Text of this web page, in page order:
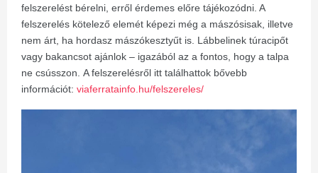
felszerelést bérelni, erről érdemes előre tájékozódni. A
felszerelés kötelező elemét képezi még a mászósisak, illetve
nem árt, ha hordasz mászókesztyűt is. Lábbelinek túracipőt
vagy bakancsot ajánlok – igazából az a fontos, hogy a talpa
ne csússzon. A felszerelésről itt találhattok bővebb
információt: viaferratainfo.hu/felszereles/